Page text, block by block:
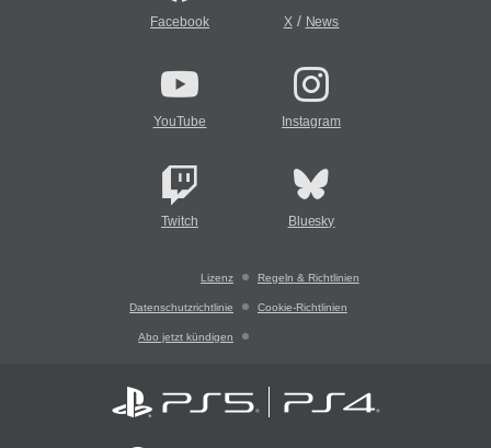
Facebook X/ News
YouTube Instagram
Twitch Bluesky
Lizenz Regeln & Richtlinien
Datenschutzrichtlinie Cookie-Richtlinien
Abo jetzt kündigen